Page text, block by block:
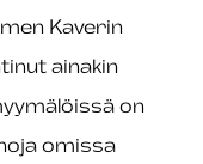
Kaverin
ainakin
on
omissa